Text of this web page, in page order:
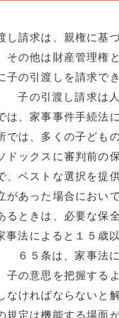
し請求は、親権に基
その他は財産管理権
子の引渡しを請求で
子の引渡し請求は
は、家事事件手続法
では、多くの子ども
ドックスに審判前の
、ベストな選択を提
があった場合におい
るときは、必要な保
法によると１５歳
６５条は、家事法
子の意思を把握する
なければならないと
規定は機能する場面